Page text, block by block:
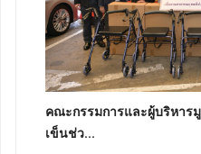
คณะกรรมการและผู้บริหาร
เข็นช่ว...